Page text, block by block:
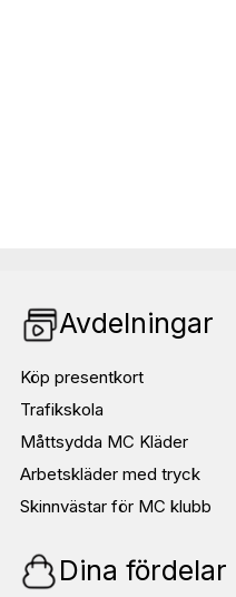
Avdelningar
Köp presentkort
Trafikskola
Måttsydda MC Kläder
Arbetskläder med tryck
Skinnvästar för MC klubb
Dina fördelar